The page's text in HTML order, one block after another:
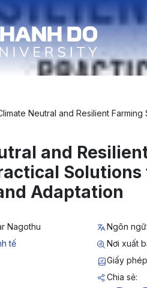
Neutral and Resilient
and
Adaptation
Nagothu
tế
Ngôn
Nơi xuất
Giấy
Chia sẻ: